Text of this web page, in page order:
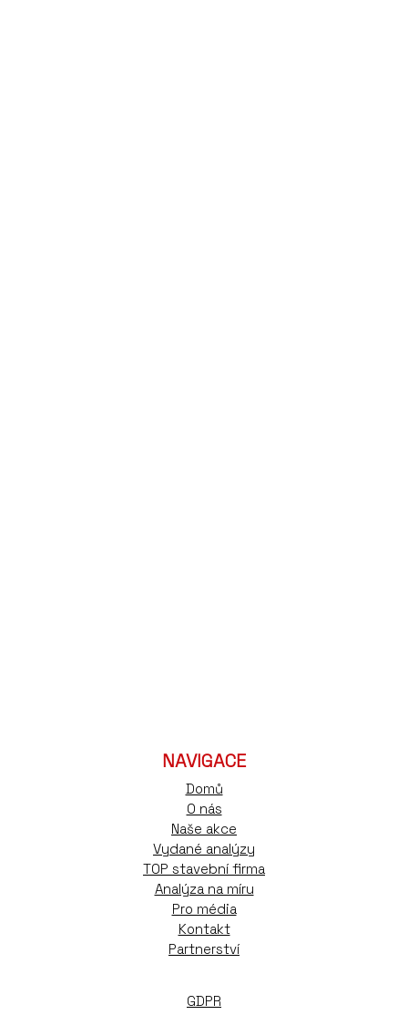
NAVIGACE
Domů
O nás
Naše akce
Vydané analýzy
TOP stavební firma
Analýza na míru
Pro média
Kontakt
Partnerství
GDPR